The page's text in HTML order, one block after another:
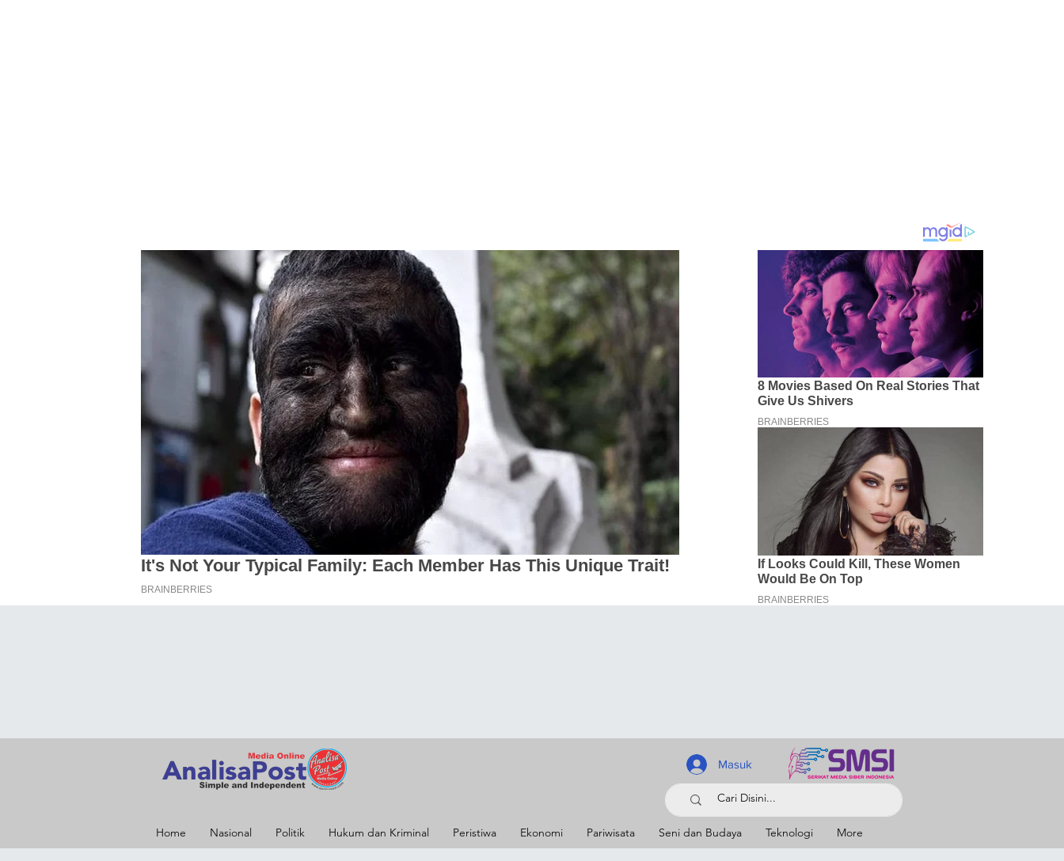
Masuk
Home Nasional Politik Hukum dan Kriminal Peristiwa Ekonomi Pariwisata Seni dan Budaya Teknologi More